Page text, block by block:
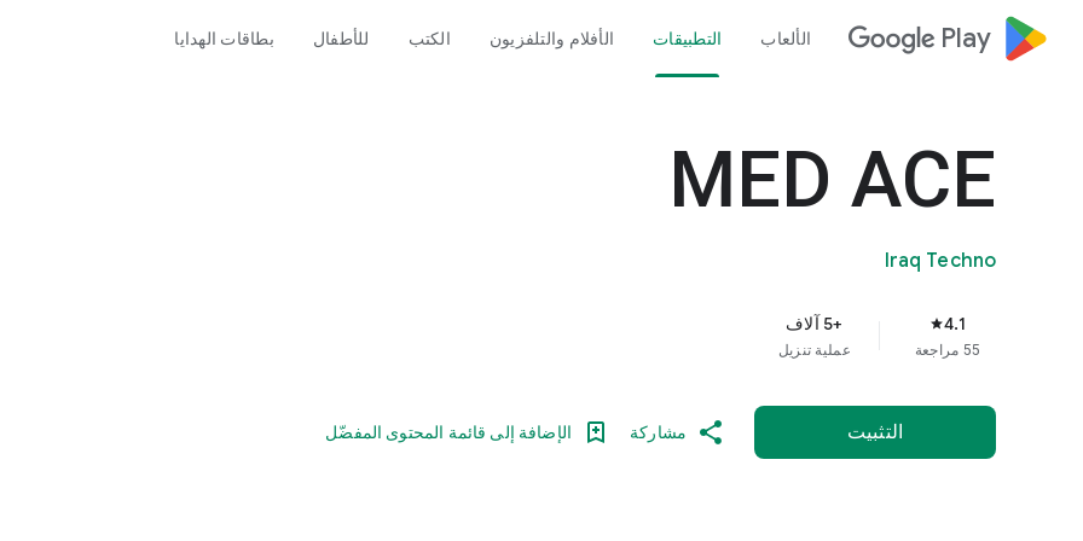
google_logo Play الألعاب التطبيقات الأفلام والتلفزيون الكتب للأطفال بطاقات الهدايا
MED ACE
Iraq Techno
4.1
star
55 مراجعة
+5 آلاف
عملية تنزيل
التثبيت مشاركة الإضافة إلى قائمة المحتوى المفضّل